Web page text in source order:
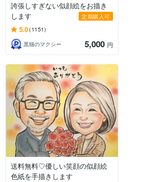
誇張しすぎない似顔絵をお描き
します
定期購入可
5.0(1151)
黒猫のマクシー
5,000 円
送料無料♡優しい笑顔の似顔絵
色紙を手描きします